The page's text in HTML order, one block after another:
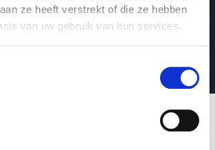
ze heeft verstrekt of die ze hebben
van uw gebruik van hun services.
met lef en